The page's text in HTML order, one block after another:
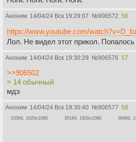
Аноним 14/04/24 Вск 19:29:07 №906572 56
https://www.youtube.com/
Лол. Не видел этот прикол.
Аноним 14/04/24 Вск 19:30:29 №906576 57
>>906502
> 14 обычный
мдэ
Аноним 14/04/24 Вск 19:30:40 №906577 58
335Кб, 1920x1080 351Кб, 1920x1080 384Кб,